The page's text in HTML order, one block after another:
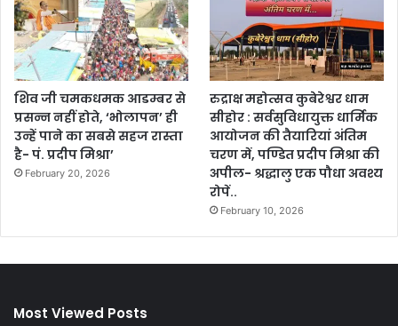
शिव जी चमकधमक आडम्बर से
प्रसन्न नहीं होते, ‘भोलापन’ ही
उन्हें पाने का सबसे सहज रास्ता
है- पं. प्रदीप मिश्रा’
February 20, 2026
रुद्राक्ष महोत्सव कुबेरेश्वर धाम
सीहोर : सर्वसुविधायुक्त धार्मिक
आयोजन की तैयारियां अंतिम
चरण में, पण्डित प्रदीप मिश्रा की
अपील- श्रद्धालु एक पौधा अवश्य
रोपें..
February 10, 2026
Most Viewed Posts